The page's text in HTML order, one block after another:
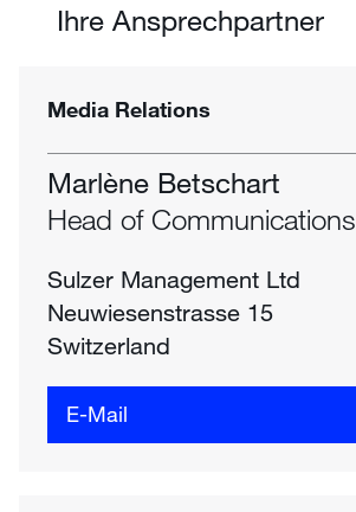
Ihre Ansprechpartner
Media Relations
Marlène Betschart
Head of Communications
Sulzer Management Ltd
Neuwiesenstrasse 15
Switzerland
E-Mail